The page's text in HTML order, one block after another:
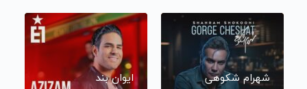
شهرام شکوهی ایوان بند